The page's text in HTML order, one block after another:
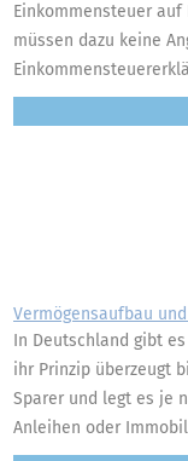
Einkommensteuer
müssen dazu keine
Vermögensaufbau
In Deutschland gibt
ihr Prinzip überzeugt
Sparer und legt es je
Anleihen oder